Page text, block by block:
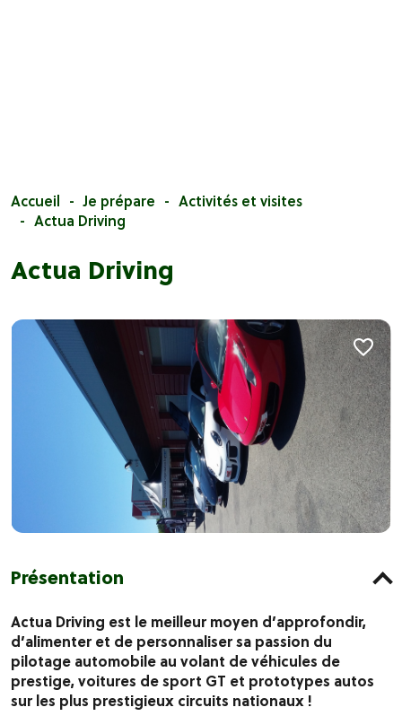
Accueil Je prépare
Activités et visites
Actua Driving
Actua Driving
Présentation
Actua Driving est le meilleur moyen d’approfondir,
d’alimenter et de personnaliser sa passion du
pilotage automobile au volant de véhicules de
prestige, voitures de sport GT et prototypes autos
sur les plus prestigieux circuits nationaux !